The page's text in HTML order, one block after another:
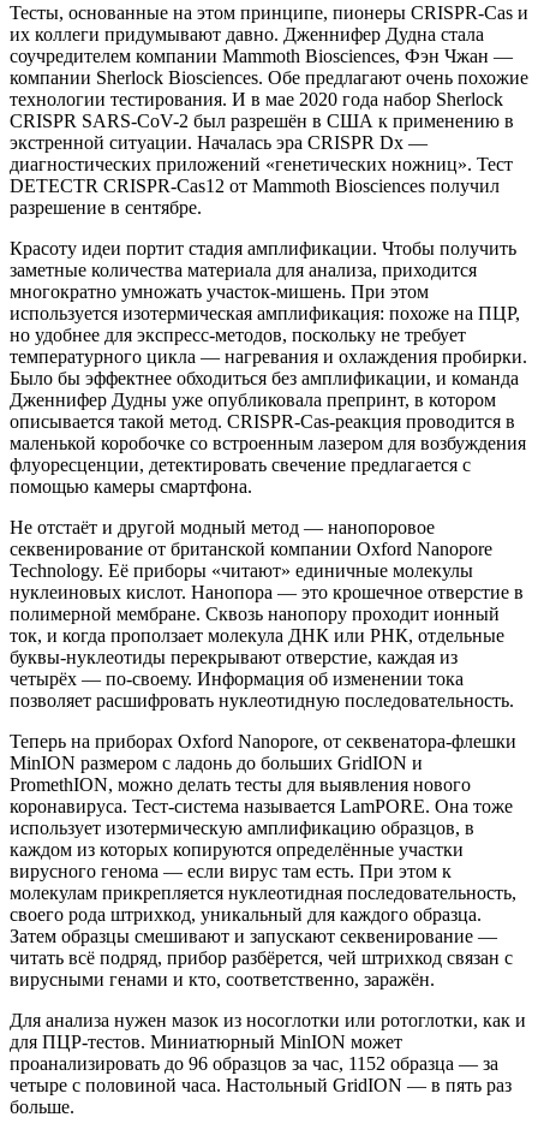
Тесты, основанные на этом принципе, пионеры CRISPR-Cas и
их коллеги придумывают давно. Дженнифер Дудна стала
соучредителем компании Mammoth Biosciences, Фэн Чжан —
компании Sherlock Biosciences. Обе предлагают очень похожие
технологии тестирования. И в мае 2020 года набор Sherlock
CRISPR SARS-CoV-2 был разрешён в США к применению в
экстренной ситуации. Началась эра CRISPR Dx —
диагностических приложений «генетических ножниц». Тест
DETECTR CRISPR-Cas12 от Mammoth Biosciences получил
разрешение в сентябре.
Красоту идеи портит стадия амплификации. Чтобы получить
заметные количества материала для анализа, приходится
многократно умножать участок-мишень. При этом
используется изотермическая амплификация: похоже на ПЦР,
но удобнее для экспресс-методов, поскольку не требует
температурного цикла — нагревания и охлаждения пробирки.
Было бы эффектнее обходиться без амплификации, и команда
Дженнифер Дудны уже опубликовала препринт, в котором
описывается такой метод. CRISPR-Cas-реакция проводится в
маленькой коробочке со встроенным лазером для возбуждения
флуоресценции, детектировать свечение предлагается с
помощью камеры смартфона.
Не отстаёт и другой модный метод — нанопоровое
секвенирование от британской компании Oxford Nanopore
Technology. Её приборы «читают» единичные молекулы
нуклеиновых кислот. Нанопора — это крошечное отверстие в
полимерной мембране. Сквозь нанопору проходит ионный
ток, и когда проползает молекула ДНК или РНК, отдельные
буквы-нуклеотиды перекрывают отверстие, каждая из
четырёх — по-своему. Информация об изменении тока
позволяет расшифровать нуклеотидную последовательность.
Теперь на приборах Oxford Nanopore, от секвенатора-флешки
MinION размером с ладонь до больших GridION и
PromethION, можно делать тесты для выявления нового
коронавируса. Тест-система называется LamPORE. Она тоже
использует изотермическую амплификацию образцов, в
каждом из которых копируются определённые участки
вирусного генома — если вирус там есть. При этом к
молекулам прикрепляется нуклеотидная последовательность,
своего рода штрихкод, уникальный для каждого образца.
Затем образцы смешивают и запускают секвенирование —
читать всё подряд, прибор разбёрется, чей штрихкод связан с
вирусными генами и кто, соответственно, заражён.
Для анализа нужен мазок из носоглотки или ротоглотки, как и
для ПЦР-тестов. Миниатюрный MinION может
проанализировать до 96 образцов за час, 1152 образца — за
четыре с половиной часа. Настольный GridION — в пять раз
больше.